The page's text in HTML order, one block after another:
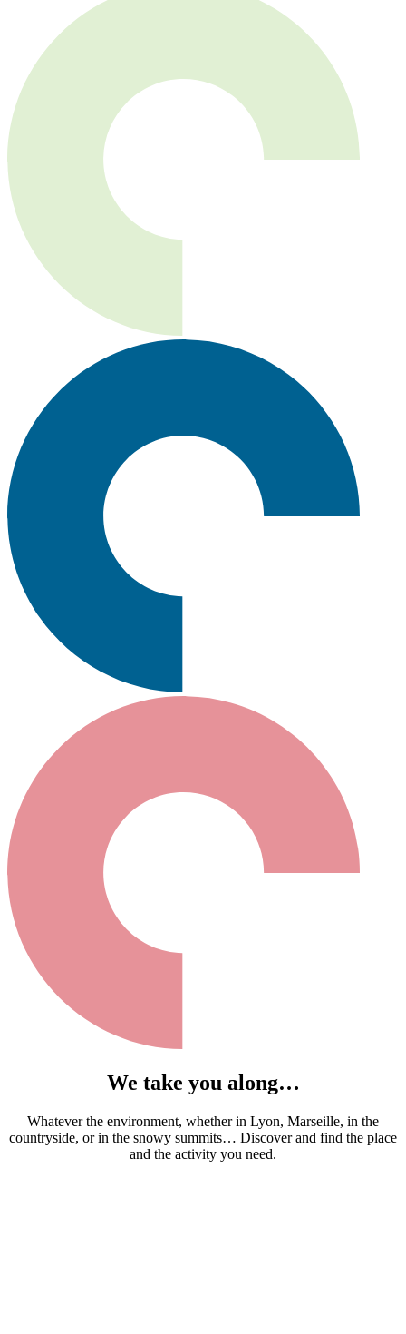
We take you along…
Whatever the environment, whether in Lyon, Marseille, in the
countryside, or in the snowy summits… Discover and find the place
and the activity you need.